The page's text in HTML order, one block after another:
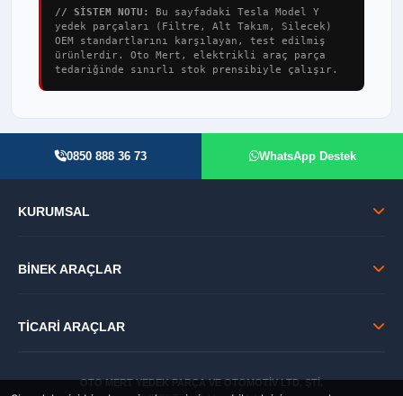
// SİSTEM NOTU:
Bu sayfadaki Tesla Model Y
yedek parçaları (Filtre, Alt Takım, Silecek)
OEM standartlarını karşılayan, test edilmiş
ürünlerdir. Oto Mert, elektrikli araç parça
tedariğinde sınırlı stok prensibiyle çalışır.
0850 888 36 73 WhatsApp Destek
KURUMSAL
BİNEK ARAÇLAR
TİCARİ ARAÇLAR
OTO MERT YEDEK PARÇA VE OTOMOTİV LTD. ŞTİ.